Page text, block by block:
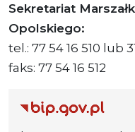
Sekretariat
Opolskiego:
tel.: 77 54 16 510 lub
faks: 77 54 16 512